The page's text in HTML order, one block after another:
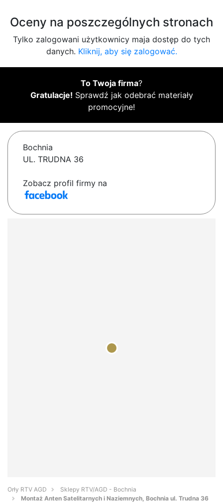
Oceny na poszczególnych stronach
Tylko zalogowani użytkownicy maja dostęp do tych
danych. Kliknij, aby się zalogować.
To Twoja firma?
Gratulacje! Sprawdź jak odebrać materiały
promocyjne!
Bochnia
UL. TRUDNA 36
Zobacz profil firmy na
Orły RTV AGD
Sklepy RTV/AGD - Bochnia
Montaż Anten Satelitarnych i Naziemnych, Bochnia ul. Trudna 36